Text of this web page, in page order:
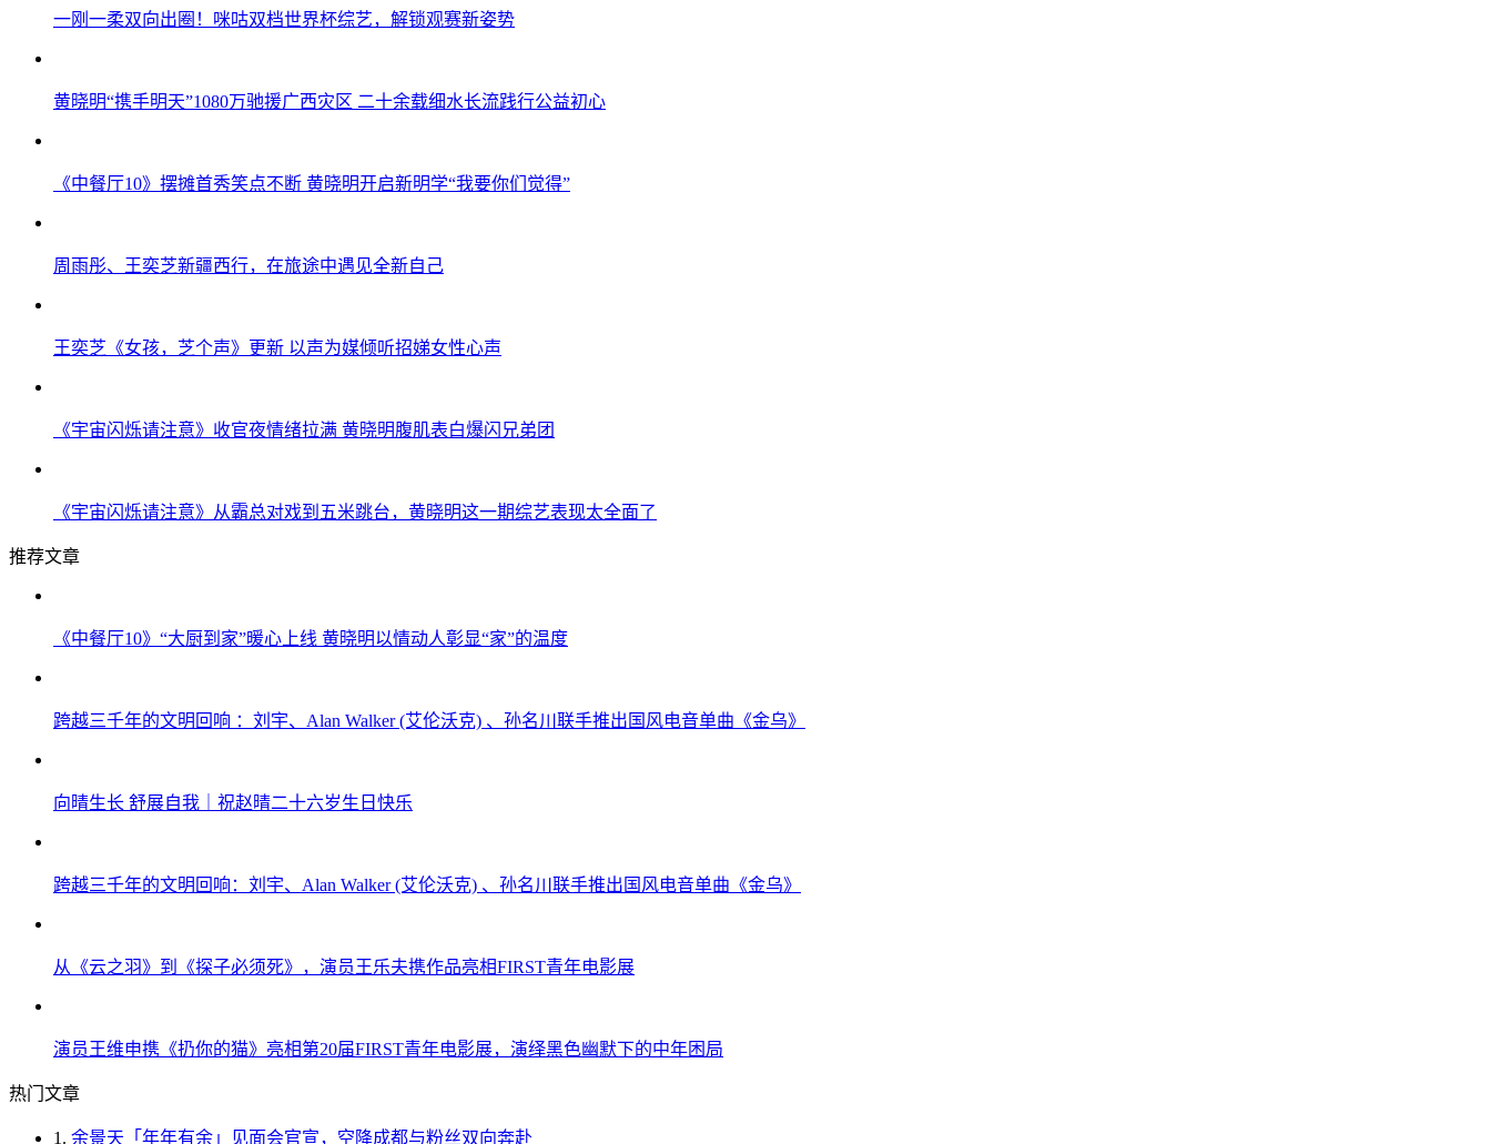
一刚一柔双向出圈！咪咕双档世界杯综艺，解锁观赛新姿势
黄晓明“携手明天”1080万驰援广西灾区 二十余载细水长流践行公益初心
《中餐厅10》摆摊首秀笑点不断 黄晓明开启新明学“我要你们觉得”
周雨彤、王奕芝新疆西行，在旅途中遇见全新自己
王奕芝《女孩，芝个声》更新 以声为媒倾听招娣女性心声
《宇宙闪烁请注意》收官夜情绪拉满 黄晓明腹肌表白爆闪兄弟团
《宇宙闪烁请注意》从霸总对戏到五米跳台，黄晓明这一期综艺表现太全面了
推荐文章
《中餐厅10》“大厨到家”暖心上线 黄晓明以情动人彰显“家”的温度
跨越三千年的文明回响 ：刘宇、Alan Walker (艾伦沃克) 、孙名川联手推出国风电音单曲《金乌》
向晴生长 舒展自我｜祝赵晴二十六岁生日快乐
跨越三千年的文明回响：刘宇、Alan Walker (艾伦沃克) 、孙名川联手推出国风电音单曲《金乌》
从《云之羽》到《探子必须死》，演员王乐夫携作品亮相FIRST青年电影展
演员王维申携《扔你的猫》亮相第20届FIRST青年电影展，演绎黑色幽默下的中年困局
热门文章
1. 余景天「年年有余」见面会官宣，空降成都与粉丝双向奔赴